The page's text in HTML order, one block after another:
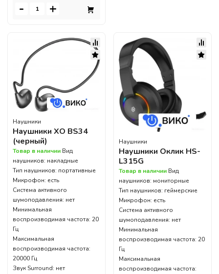
- +
Наушники
Наушники XO BS34
(черный)
Товар в наличии Вид
наушников: накладные
Тип наушников: портативные
Микрофон: есть
Система активного
шумоподавления: нет
Минимальная
воспроизводимая частота: 20
Гц
Максимальная
воспроизводимая частота:
20000 Гц
Звук Surround: нет
Наушники
Наушники Оклик HS-
L315G
Товар в наличии Вид
наушников: мониторные
Тип наушников: геймерские
Микрофон: есть
Система активного
шумоподавления: нет
Минимальная
воспроизводимая частота: 20
Гц
Максимальная
воспроизводимая частота: